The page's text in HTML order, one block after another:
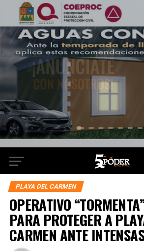
PLAYA DEL CARMEN
OPERATIVO
PARA PROTEGER A
CARMEN ANTE